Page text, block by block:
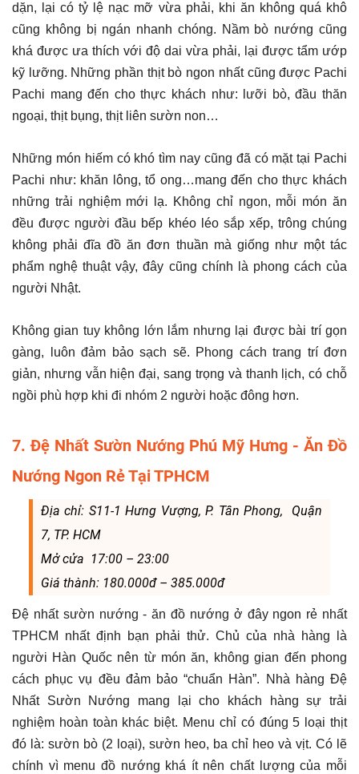
dặn, lại có tỷ lệ nạc mỡ vừa phải, khi ăn không quá khô
cũng không bị ngán nhanh chóng. Nầm bò nướng cũng
khá được ưa thích với độ dai vừa phải, lại được tẩm ướp
kỹ lưỡng. Những phần thịt bò ngon nhất cũng được Pachi
Pachi mang đến cho thực khách như: lưỡi bò, đầu thăn
ngoại, thịt bụng, thịt liên sườn non…
Những món hiếm có khó tìm nay cũng đã có mặt tại Pachi
Pachi như: khăn lông, tổ ong…mang đến cho thực khách
những trải nghiệm mới lạ. Không chỉ ngon, mỗi món ăn
đều được người đầu bếp khéo léo sắp xếp, trông chúng
không phải đĩa đồ ăn đơn thuần mà giống như một tác
phẩm nghệ thuật vậy, đây cũng chính là phong cách của
người Nhật.
Không gian tuy không lớn lắm nhưng lại được bài trí gọn
gàng, luôn đảm bảo sạch sẽ. Phong cách trang trí đơn
giản, nhưng vẫn hiện đại, sang trọng và thanh lịch, có chỗ
ngồi phù hợp khi đi nhóm 2 người hoặc đông hơn.
7. Đệ Nhất Sườn Nướng Phú Mỹ Hưng - Ăn Đồ
Nướng Ngon Rẻ Tại TPHCM
Địa chỉ: S11-1 Hưng Vượng, P. Tân Phong, Quận
7, TP. HCM
Mở cửa 17:00 – 23:00
Giá thành: 180.000đ – 385.000đ
Đệ nhất sườn nướng - ăn đồ nướng ở đây ngon rẻ nhất
TPHCM nhất định bạn phải thử. Chủ của nhà hàng là
người Hàn Quốc nên từ món ăn, không gian đến phong
cách phục vụ đều đảm bảo “chuẩn Hàn”. Nhà hàng Đệ
Nhất Sườn Nướng mang lại cho khách hàng sự trải
nghiệm hoàn toàn khác biệt. Menu chỉ có đúng 5 loại thịt
đó là: sườn bò (2 loại), sườn heo, ba chỉ heo và vịt. Có lẽ
chính vì menu đồ nướng khá ít nên chất lượng của mỗi